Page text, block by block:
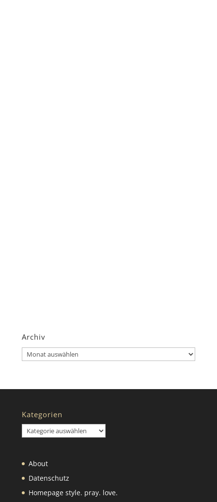
Archiv
Archiv
Kategorien
Kategorien
About
Datenschutz
Homepage style. pray. love.